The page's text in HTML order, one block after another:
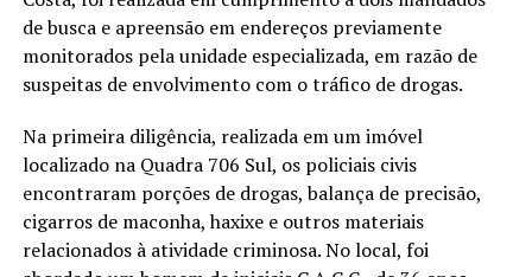
de busca e apreensão em endereços previamente
monitorados pela unidade especializada, em razão de
suspeitas de envolvimento com o tráfico de drogas.
Na primeira diligência, realizada em um imóvel
localizado na Quadra 706 Sul, os policiais civis
encontraram porções de drogas, balança de precisão,
cigarros de maconha, haxixe e outros materiais
relacionados à atividade criminosa. No local, foi